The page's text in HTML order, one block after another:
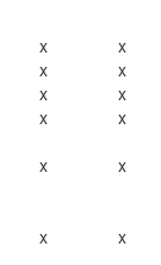
x
x
x
x
x
x
x
x
x x
x
x